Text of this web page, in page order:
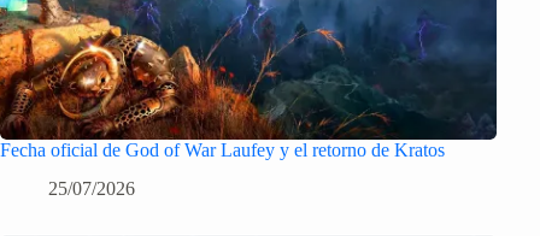
Fecha oficial de God of War Laufey y el retorno de Kratos
25/07/2026